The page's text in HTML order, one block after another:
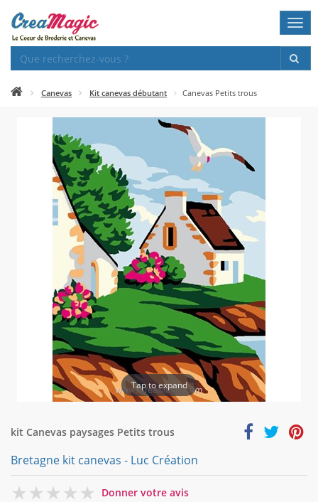
Canevas Kit canevas débutant Canevas Petits trous
Tap to expand
kit Canevas paysages Petits trous
Bretagne kit canevas - Luc Création
0
Donner votre avis